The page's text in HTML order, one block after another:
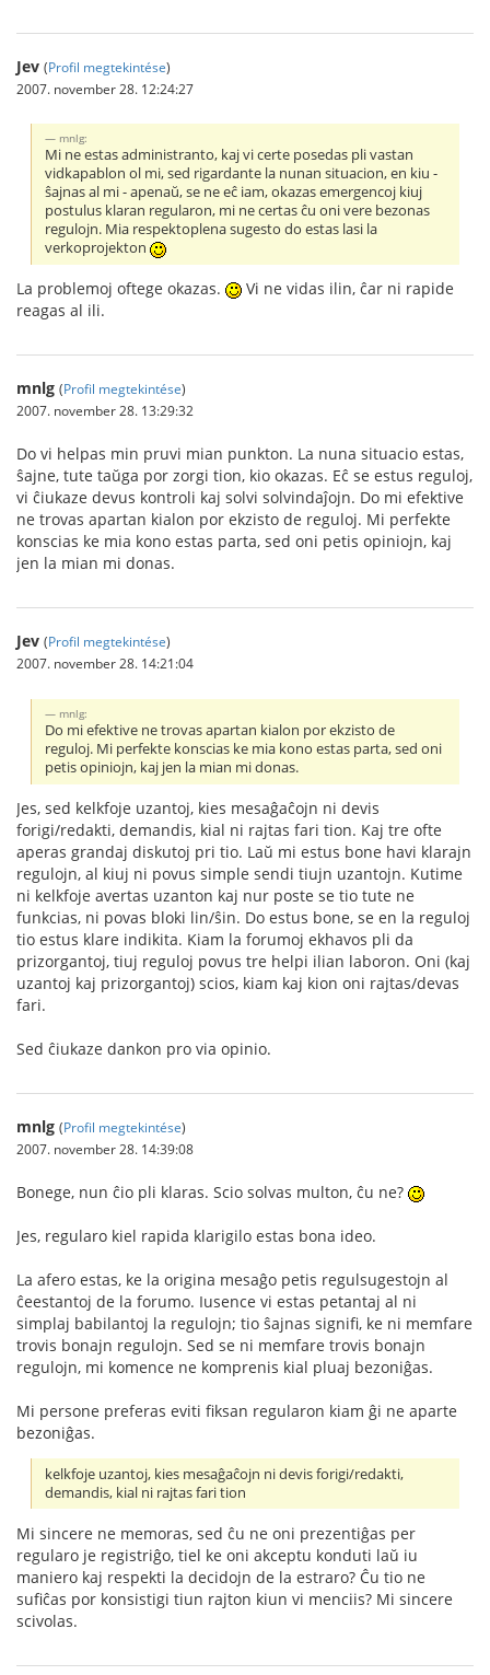
Jev (Profil megtekintése)
2007. november 28. 12:24:27
mnlg:
Mi ne estas administranto, kaj vi certe posedas pli vastan
vidkapablon ol mi, sed rigardante la nunan situacion, en kiu -
ŝajnas al mi - apenaŭ, se ne eĉ iam, okazas emergencoj kiuj
postulus klaran regularon, mi ne certas ĉu oni vere bezonas
regulojn. Mia respektoplena sugesto do estas lasi la
verkoprojekton
La problemoj oftege okazas.
Vi ne vidas ilin, ĉar ni rapide
reagas al ili.
mnlg (Profil megtekintése)
2007. november 28. 13:29:32
Do vi helpas min pruvi mian punkton. La nuna situacio estas,
ŝajne, tute taŭga por zorgi tion, kio okazas. Eĉ se estus reguloj,
vi ĉiukaze devus kontroli kaj solvi solvindaĵojn. Do mi efektive
ne trovas apartan kialon por ekzisto de reguloj. Mi perfekte
konscias ke mia kono estas parta, sed oni petis opiniojn, kaj
jen la mian mi donas.
Jev (Profil megtekintése)
2007. november 28. 14:21:04
mnlg:
Do mi efektive ne trovas apartan kialon por ekzisto de
reguloj. Mi perfekte konscias ke mia kono estas parta, sed oni
petis opiniojn, kaj jen la mian mi donas.
Jes, sed kelkfoje uzantoj, kies mesaĝaĉojn ni devis
forigi/redakti, demandis, kial ni rajtas fari tion. Kaj tre ofte
aperas grandaj diskutoj pri tio. Laŭ mi estus bone havi klarajn
regulojn, al kiuj ni povus simple sendi tiujn uzantojn. Kutime
ni kelkfoje avertas uzanton kaj nur poste se tio tute ne
funkcias, ni povas bloki lin/ŝin. Do estus bone, se en la reguloj
tio estus klare indikita. Kiam la forumoj ekhavos pli da
prizorgantoj, tiuj reguloj povus tre helpi ilian laboron. Oni (kaj
uzantoj kaj prizorgantoj) scios, kiam kaj kion oni rajtas/devas
fari.
Sed ĉiukaze dankon pro via opinio.
mnlg (Profil megtekintése)
2007. november 28. 14:39:08
Bonege, nun ĉio pli klaras. Scio solvas multon, ĉu ne?
Jes, regularo kiel rapida klarigilo estas bona ideo.
La afero estas, ke la origina mesaĝo petis regulsugestojn al
ĉeestantoj de la forumo. Iusence vi estas petantaj al ni
simplaj babilantoj la regulojn; tio ŝajnas signifi, ke ni memfare
trovis bonajn regulojn. Sed se ni memfare trovis bonajn
regulojn, mi komence ne komprenis kial pluaj bezoniĝas.
Mi persone preferas eviti fiksan regularon kiam ĝi ne aparte
bezoniĝas.
kelkfoje uzantoj, kies mesaĝaĉojn ni devis forigi/redakti,
demandis, kial ni rajtas fari tion
Mi sincere ne memoras, sed ĉu ne oni prezentiĝas per
regularo je registriĝo, tiel ke oni akceptu konduti laŭ iu
maniero kaj respekti la decidojn de la estraro? Ĉu tio ne
sufiĉas por konsistigi tiun rajton kiun vi menciis? Mi sincere
scivolas.